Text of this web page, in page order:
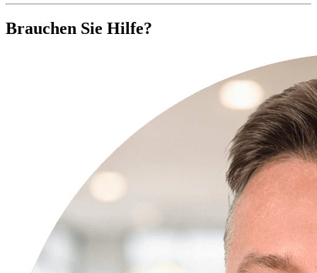
Brauchen Sie Hilfe?